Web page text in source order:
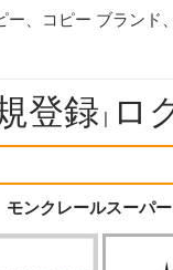
ー、コピー ブランド
登録 | ロ
モンクレールスーパ